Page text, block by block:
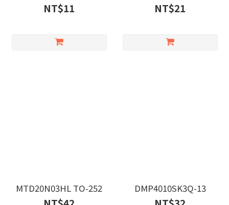
NT$11 NT$21
MTD20N03HL TO-252 DMP4010SK3Q-13